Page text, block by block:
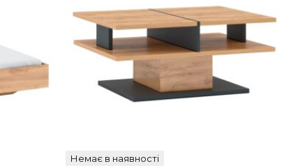
Немає в наявності